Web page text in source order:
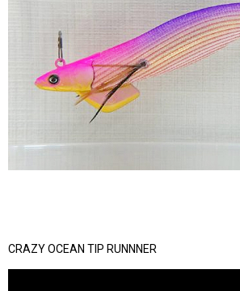
CRAZY OCEAN TIP RUNNNER